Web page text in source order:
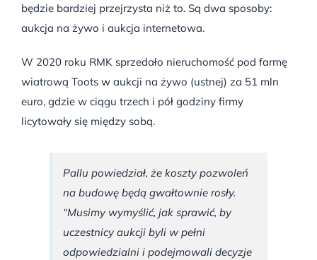
będzie bardziej przejrzysta niż to. Są dwa sposoby:
aukcja na żywo i aukcja internetowa.
W 2020 roku RMK sprzedało nieruchomość pod farmę
wiatrową Toots w aukcji na żywo (ustnej) za 51 mln
euro, gdzie w ciągu trzech i pół godziny firmy
licytowały się między sobą.
Pallu powiedział, że koszty pozwoleń
na budowę będą gwałtownie rosły.
“Musimy wymyślić, jak sprawić, by
uczestnicy aukcji byli w pełni
odpowiedzialni i podejmowali decyzje